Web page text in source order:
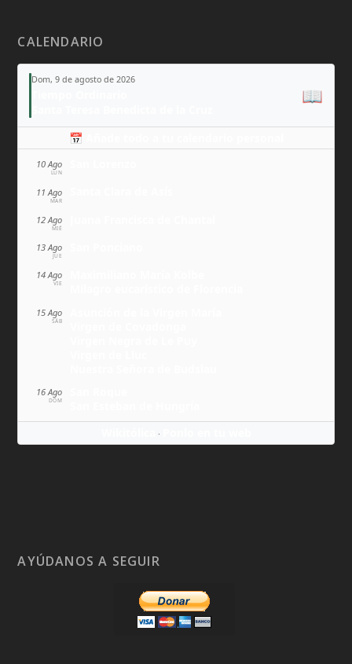
CALENDARIO
Dom, 9 de agosto de 2026
📖
📅 Añade todo a tu calendario personal
10 Ago
LUN
11 Ago
MAR
12 Ago
MIÉ
13 Ago
JUE
14 Ago
VIE
15 Ago
SÁB
16 Ago
DOM
·
AYÚDANOS A SEGUIR